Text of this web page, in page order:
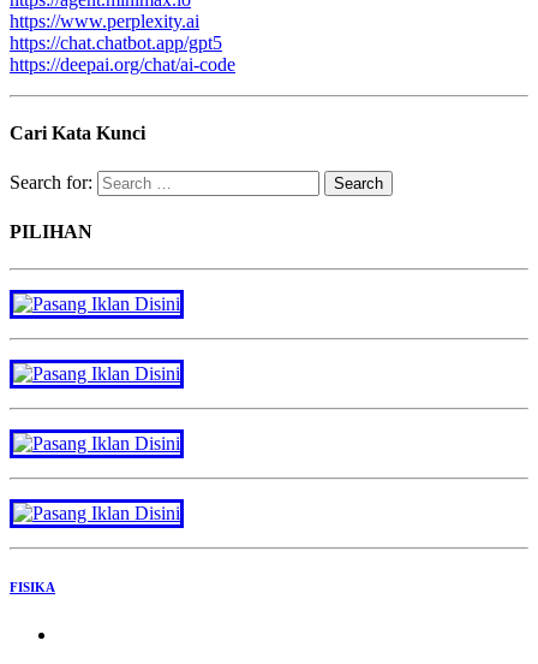
https://www.perplexity.ai
https://chat.chatbot.app/gpt5
https://deepai.org/chat/ai-code
Cari Kata Kunci
Search for:
PILIHAN
FISIKA